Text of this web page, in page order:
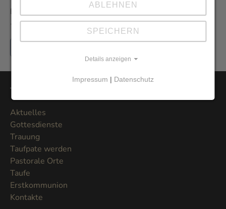
Erhalten Sie den Newsletter der Pfarrei aus erster Hand
- und vor allem umweltfreundlich als E-Mail.
Themen
Aktuelles
Gottesdienste
Trauung
Taufpate werden
Pastorale Orte
Taufe
Erstkommunion
Kontakte
ABLEHNEN
SPEICHERN
Details anzeigen
Impressum | Datenschutz